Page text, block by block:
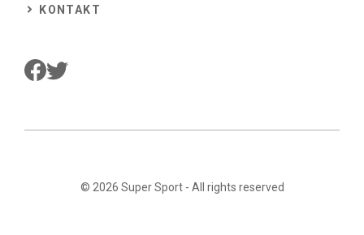
KONTAKT
© 2026 Super Sport- All rights reserved